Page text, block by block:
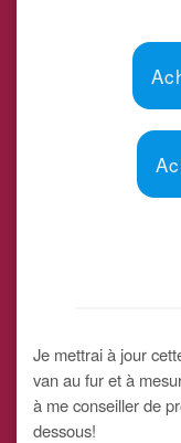
Je mettrai à jour
van au fur et à
à me conseiller de
dessous!